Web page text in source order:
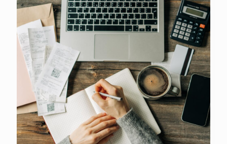
Geschichte Ihrer Immobilie erzählen.
Verwandeln Sie Ihr Angebot in einen
Gästemagneten, indem Sie diese
grundlegenden Fototechniken beherrschen.